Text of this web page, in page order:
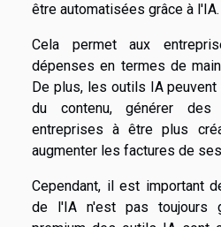
être automatisées grâce à l'IA.
Cela permet aux
dépenses en termes de
De plus, les outils IA
du contenu, générer
entreprises à être plus
augmenter les factures de
Cependant, il est important
de l'IA n'est pas toujours